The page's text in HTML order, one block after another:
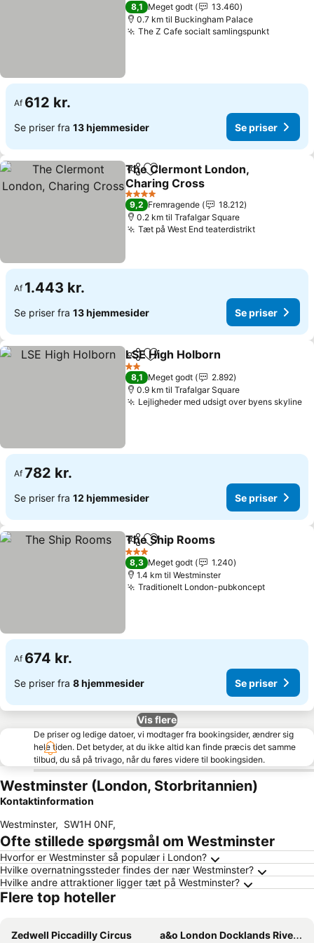
8,1 Meget godt
13.460
0.7 km til Buckingham Palace
The Z Cafe socialt samlingspunktSe
Af 612 kr.
Se priser fra 13 hjemmesider Se priser
Del Føj til favoritter
The Clermont London,
Charing Cross
Se priser
4 Stjerner
9,2 Fremragende
18.212
0.2 km til Trafalgar Square
Tæt på West End teaterdistriktSe priser
Af 1.443 kr.
Se priser fra 13 hjemmesider Se priser
Del Føj til favoritter
LSE High Holborn
2 Stjerner
8,1 Meget godt
2.892
0.9 km til Trafalgar Square
Lejligheder med udsigt over byens skyline
Af 782 kr.
Se priser fra 12 hjemmesider Se priser
Del Føj til favoritter
The Ship Rooms
3 Stjerner
8,3 Meget godt
1.240
1.4 km til Westminster
Traditionelt London-pubkonceptSe priser
Af 674 kr.
Se priser fra 8 hjemmesider Se priser
Vis flere
De priser og ledige datoer, vi modtager fra bookingsider, ændrer sig
hele tiden. Det betyder, at du ikke altid kan finde præcis det samme
tilbud, du så på trivago, når du føres videre til bookingsiden.
Westminster (London, Storbritannien)
Kontaktinformation
Westminster, SW1H 0NF,
Ofte stillede spørgsmål om Westminster
Hvorfor er Westminster så populær i London?
Hvilke overnatningssteder findes der nær Westminster?
Hvilke andre attraktioner ligger tæt på Westminster?
Flere top hoteller
Zedwell Piccadilly Circus
a&o London Docklands Riverside